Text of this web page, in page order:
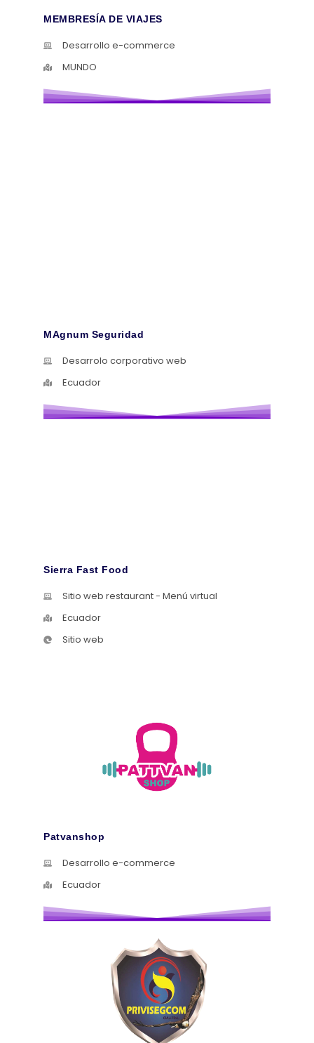
MEMBRESÍA DE VIAJES
Desarrollo e-commerce
MUNDO
MAgnum Seguridad
Desarrolo corporativo web
Ecuador
Sierra Fast Food
Sitio web restaurant - Menú virtual
Ecuador
Sitio web
Patvanshop
Desarrollo e-commerce
Ecuador